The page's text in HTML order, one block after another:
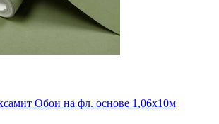
Обои на фл. основе 1,06х10м